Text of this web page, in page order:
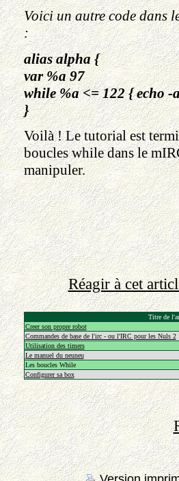
Voici un autre code dans
:
alias alpha {
var %a 97
while %a <= 122 { echo
}
Voilà ! Le tutorial est
boucles while dans le
manipuler.
Réagir à cet
Titre de
Creer son propre robot
Commandes de base de l'irc - ou l'IRC pour les Nuls 2
Utilisation des timers
Le manuel du neuneu
Les boucles While
Configurer sa box